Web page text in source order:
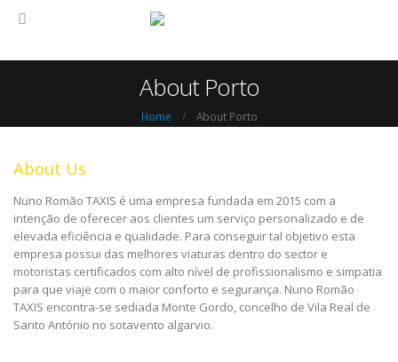
About Porto
Home About Porto
About Us
Nuno Romão TAXIS é uma empresa fundada em 2015 com a
intenção de oferecer aos clientes um serviço personalizado e de
elevada eficiência e qualidade. Para conseguir tal objetivo esta
empresa possui das melhores viaturas dentro do sector e
motoristas certificados com alto nível de profissionalismo e simpatia
para que viaje com o maior conforto e segurança. Nuno Romão
TAXIS encontra-se sediada Monte Gordo, concelho de Vila Real de
Santo António no sotavento algarvio.